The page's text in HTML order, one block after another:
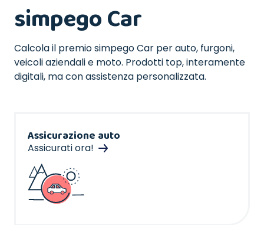
simpego Car
Calcola il premio simpego Car per auto, furgoni,
veicoli aziendali e moto. Prodotti top, interamente
digitali, ma con assistenza personalizzata.
Assicurazione auto
Assicurati ora!